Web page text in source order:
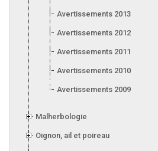
Avertissements 2013
Avertissements 2012
Avertissements 2011
Avertissements 2010
Avertissements 2009
Malherbologie
Oignon, ail et poireau